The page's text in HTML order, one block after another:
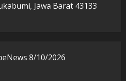
Jawa Barat 43133
8/10/2026